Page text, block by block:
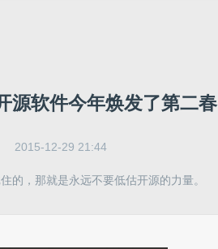
源软件今年焕发了第二春
2015-12-29 21:44
的，那就是永远不要低估开源的力量。